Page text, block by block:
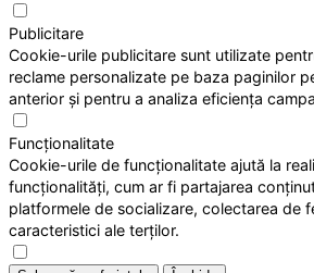
Publicitare
Cookie-urile publicitare sunt utilizate
reclame personalizate pe baza paginilor
anterior și pentru a analiza eficiența
Funcționalitate
Cookie-urile de funcționalitate ajută la
funcționalități, cum ar fi partajarea
platformele de socializare, colectarea de
caracteristici ale terților.